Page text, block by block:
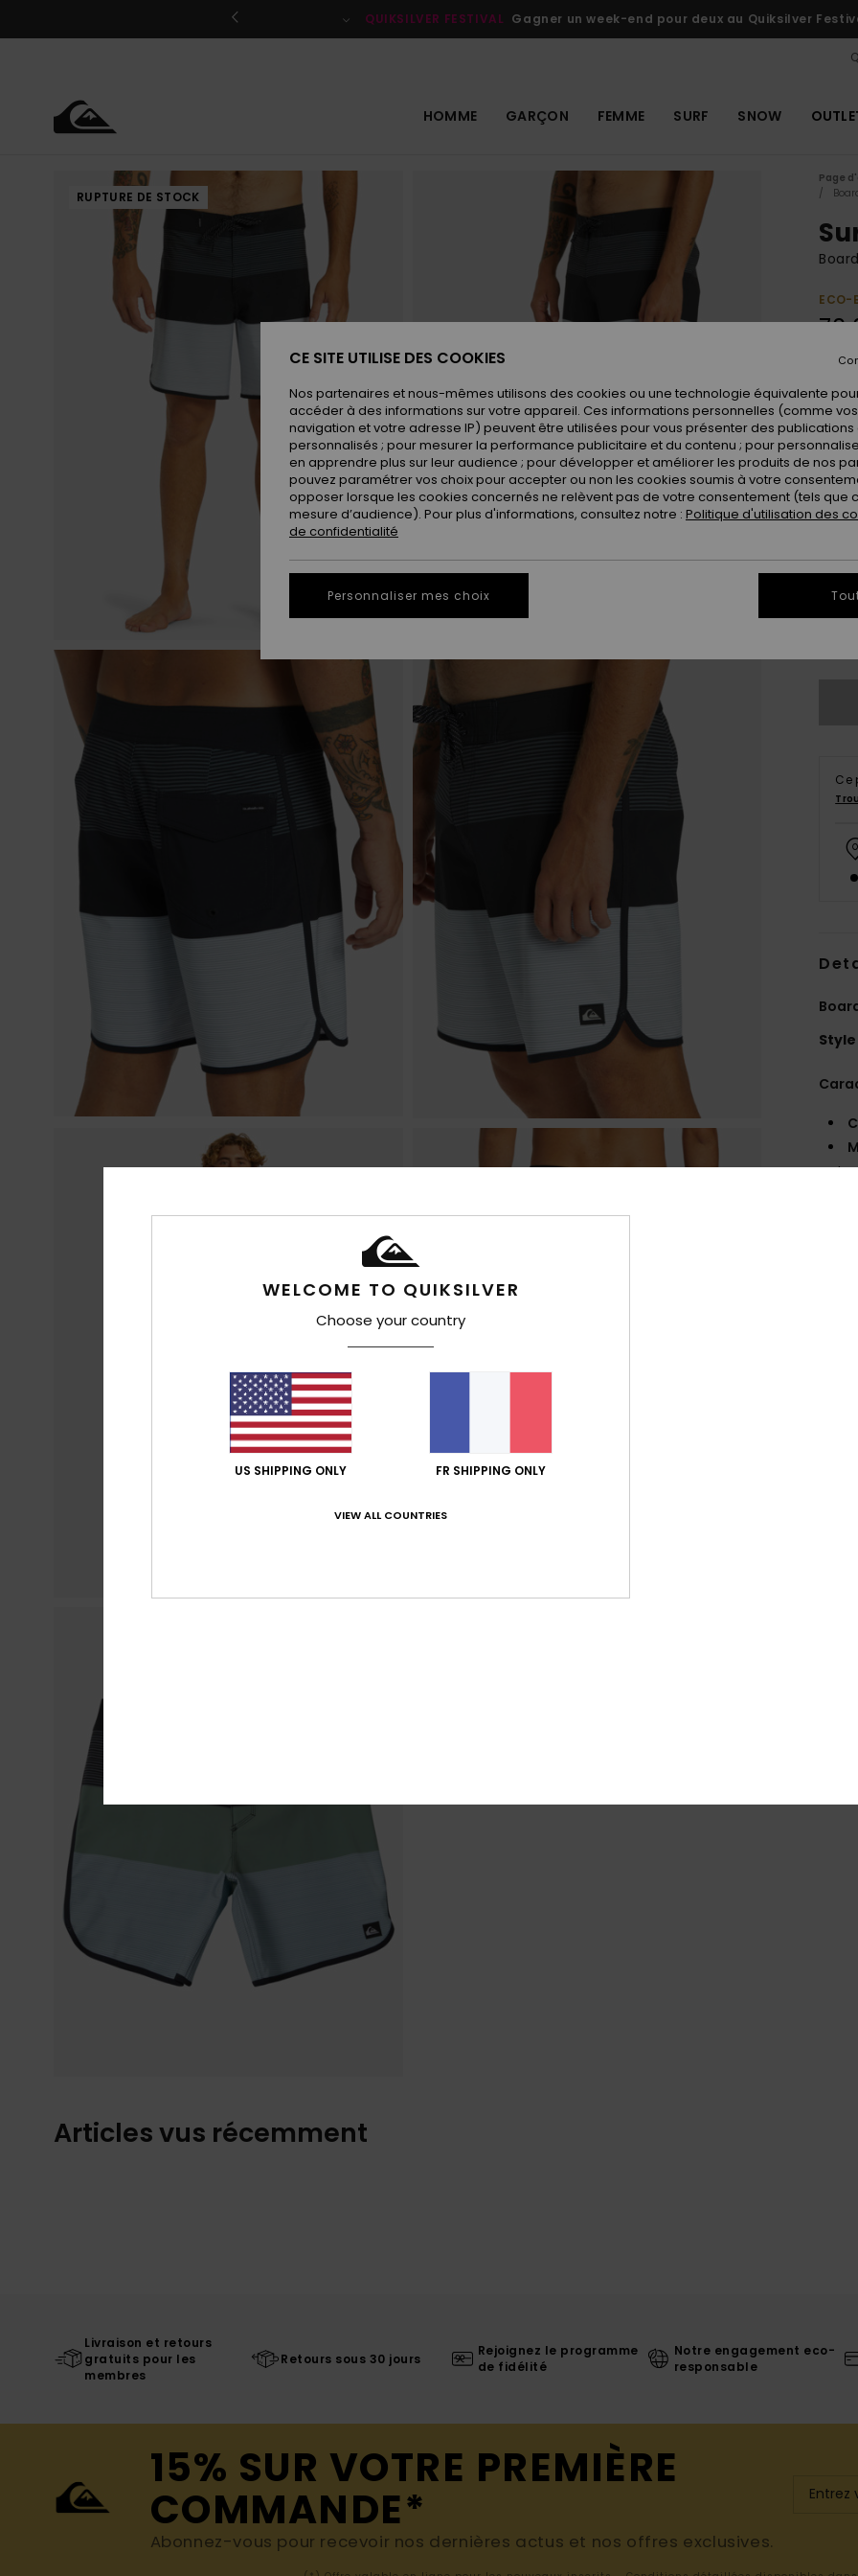
le
QUIKSILVER FESTIVAL Gagner un week-end pour deux au Quiksilver
HOMME GARÇON FEMME SURF SNOW
RUPTURE DE STOCK
Page
ECO-
36
Ce
Style
et
Articles vus récemment
Livraison et retours
gratuits pour les
membres
Retours sous 30 jours
Rejoignez le programme
de fidélité
Notre engagement eco-
responsable
15% SUR VOTRE PREMIÈRE
COMMANDE*
Abonnez-vous pour recevoir nos dernières actus et nos offres exclusives.
WELCOME TO QUIKSILVER
Choose your country
US SHIPPING ONLY FR SHIPPING ONLY
VIEW ALL COUNTRIES
CE SITE UTILISE DES COOKIES
Nos partenaires et nous-mêmes utilisons des cookies ou une technologie équivalente
accéder à des informations sur votre appareil. Ces informations personnelles (comme
navigation et votre adresse IP) peuvent être utilisées pour vous présenter des publications
personnalisés ; pour mesurer la performance publicitaire et du contenu ; pour
en apprendre plus sur leur audience ; pour développer et améliorer les produits de nos
pouvez paramétrer vos choix pour accepter ou non les cookies soumis à votre
opposer lorsque les cookies concernés ne relèvent pas de votre consentement (tels que
mesure d’audience). Pour plus d'informations, consultez notre : Politique d'utilisation des
de confidentialité
Personnaliser mes choix